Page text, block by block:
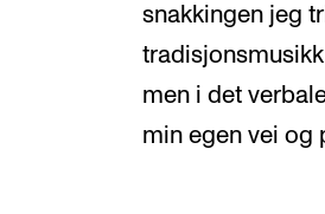
snakkingen jeg
men i det
min egen vei og